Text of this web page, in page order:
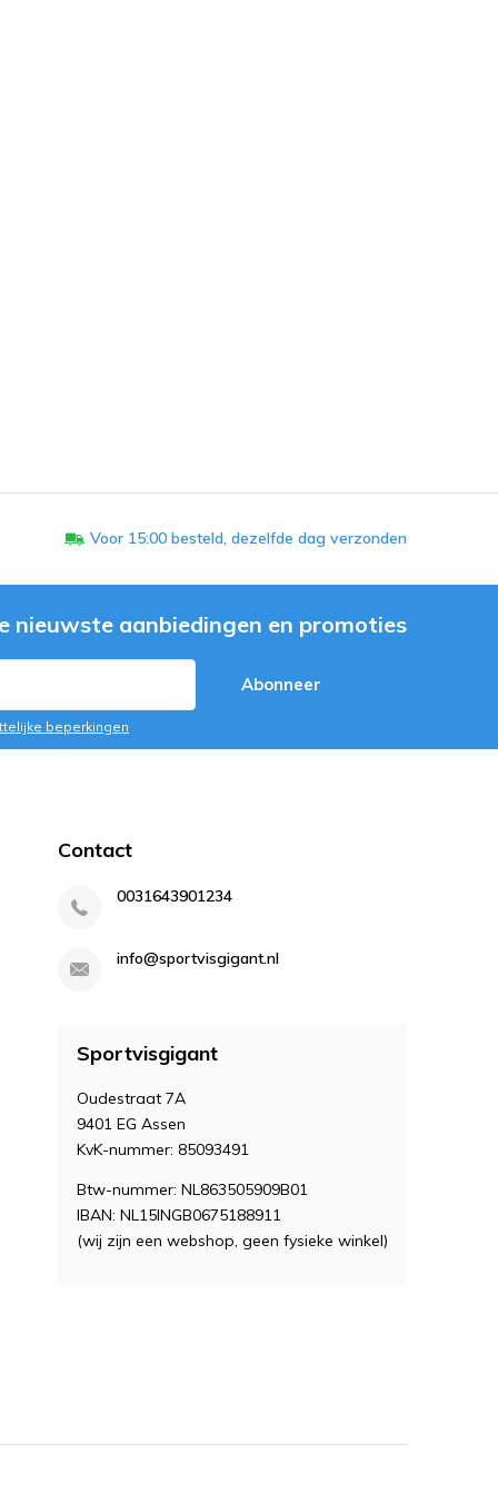
Voor 15:00 besteld, dezelfde dag verzonden
nieuwste aanbiedingen en promoties
Abonneer
beperkingen
Contact
0031643901234
info@sportvisgigant.nl
Sportvisgigant
Oudestraat 7A
9401 EG Assen
KvK-nummer: 85093491
Btw-nummer: NL863505909B01
IBAN: NL15INGB0675188911
(wij zijn een webshop, geen fysieke winkel)